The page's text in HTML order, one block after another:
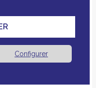
Configurer